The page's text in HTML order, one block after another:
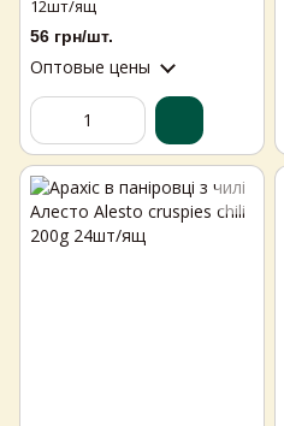
12шт/ящ
56 грн/шт.
Оптовые цены